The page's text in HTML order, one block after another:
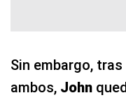
Sin embargo,
ambos, John